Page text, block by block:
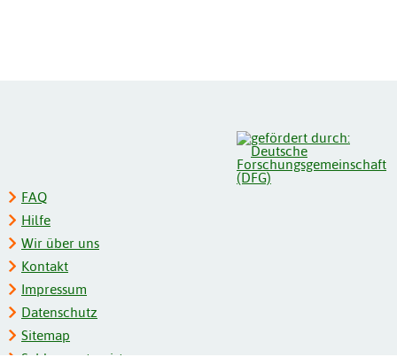
FAQ
Hilfe
Wir über uns
Kontakt
Impressum
Datenschutz
Sitemap